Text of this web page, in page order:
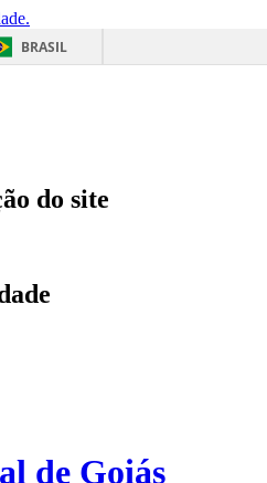
BRASIL
do site
de Goiás